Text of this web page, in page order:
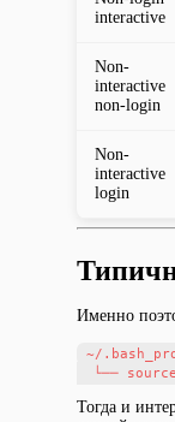
interactive
Non-
interactive
non-login
Non-
interactive
login
Именно
~/
Тогда и